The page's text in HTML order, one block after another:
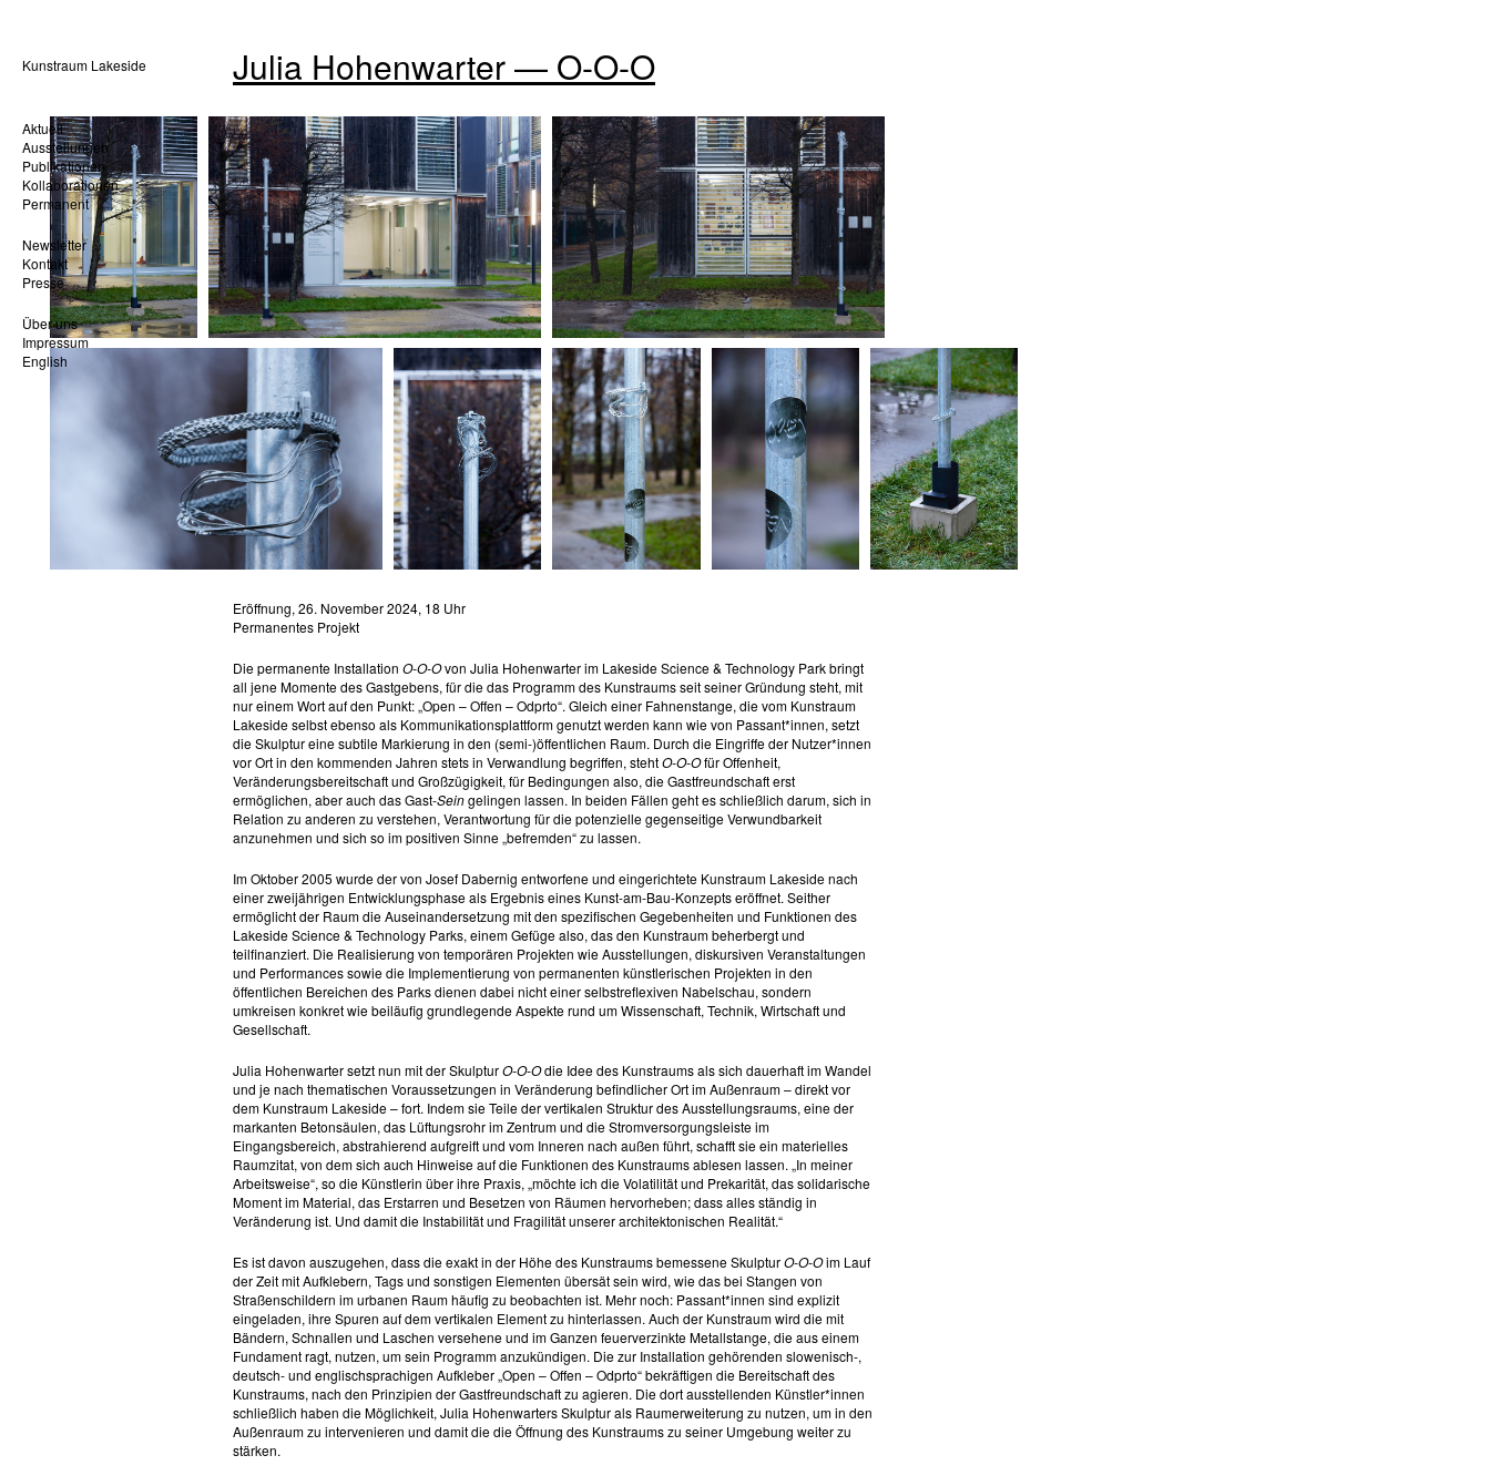
Kunstraum Lakeside
Aktuell
Ausstellungen
Publikationen
Kollaborationen
Permanent
Newsletter
Kontakt
Presse
Über uns
Impressum
English
Julia Hohenwarter — O-O-O
Eröffnung, 26. November 2024, 18 Uhr
Permanentes Projekt
Die permanente Installation O-O-Ovon Julia Hohenwarter im Lakeside Science & Technology Park bringt
all jene Momente des Gastgebens, für die das Programm des Kunstraums seit seiner Gründung steht, mit
nur einem Wort auf den Punkt: „Open – Offen – Odprto“. Gleich einer Fahnenstange, die vom Kunstraum
Lakeside selbst ebenso als Kommunikationsplattform genutzt werden kann wie von Passant*innen, setzt
die Skulptur eine subtile Markierung in den (semi-)öffentlichen Raum. Durch die Eingriffe der Nutzer*innen
vor Ort in den kommenden Jahren stets in Verwandlung begriffen, stehtO-O-Ofür Offenheit,
Veränderungsbereitschaft und Großzügigkeit, für Bedingungen also, die Gastfreundschaft erst
ermöglichen, aber auch das Gast-Seingelingen lassen. In beiden Fällen geht es schließlich darum, sich in
Relation zu anderen zu verstehen, Verantwortung für die potenzielle gegenseitige Verwundbarkeit
anzunehmen und sich so im positiven Sinne „befremden“ zu lassen.
Im Oktober 2005 wurde der von Josef Dabernig entworfene und eingerichtete Kunstraum Lakeside nach
einer zweijährigen Entwicklungsphase als Ergebnis eines Kunst-am-Bau-Konzepts eröffnet. Seither
ermöglicht der Raum die Auseinandersetzung mit den spezifischen Gegebenheiten und Funktionen des
Lakeside Science & Technology Parks, einem Gefüge also, das den Kunstraum beherbergt und
teilfinanziert. Die Realisierung von temporären Projekten wie Ausstellungen, diskursiven Veranstaltungen
und Performances sowie die Implementierung von permanenten künstlerischen Projekten in den
öffentlichen Bereichen des Parks dienen dabei nicht einer selbstreflexiven Nabelschau, sondern
umkreisen konkret wie beiläufig grundlegende Aspekte rund um Wissenschaft, Technik, Wirtschaft und
Gesellschaft.
Julia Hohenwarter setzt nun mit der SkulpturO-O-Odie Idee des Kunstraums als sich dauerhaft im Wandel
und je nach thematischen Voraussetzungen in Veränderung befindlicher Ort im Außenraum – direkt vor
dem Kunstraum Lakeside – fort. Indem sie Teile der vertikalen Struktur des Ausstellungsraums, eine der
markanten Betonsäulen, das Lüftungsrohr im Zentrum und die Stromversorgungsleiste im
Eingangsbereich, abstrahierend aufgreift und vom Inneren nach außen führt, schafft sie ein materielles
Raumzitat, von dem sich auch Hinweise auf die Funktionen des Kunstraums ablesen lassen. „In meiner
Arbeitsweise“, so die Künstlerin über ihre Praxis, „möchte ich die Volatilität und Prekarität, das solidarische
Moment im Material, das Erstarren und Besetzen von Räumen hervorheben; dass alles ständig in
Veränderung ist. Und damit die Instabilität und Fragilität unserer architektonischen Realität.“
Es ist davon auszugehen, dass die exakt in der Höhe des Kunstraums bemessene SkulpturO-O-Oim Lauf
der Zeit mit Aufklebern, Tags und sonstigen Elementen übersät sein wird, wie das bei Stangen von
Straßenschildern im urbanen Raum häufig zu beobachten ist. Mehr noch: Passant*innen sind explizit
eingeladen, ihre Spuren auf dem vertikalen Element zu hinterlassen. Auch der Kunstraum wird die mit
Bändern, Schnallen und Laschen versehene und im Ganzen feuerverzinkte Metallstange, die aus einem
Fundament ragt, nutzen, um sein Programm anzukündigen. Die zur Installation gehörenden slowenisch-,
deutsch- und englischsprachigen Aufkleber „Open – Offen – Odprto“ bekräftigen die Bereitschaft des
Kunstraums, nach den Prinzipien der Gastfreundschaft zu agieren. Die dort ausstellenden Künstler*innen
schließlich haben die Möglichkeit, Julia Hohenwarters Skulptur als Raumerweiterung zu nutzen, um in den
Außenraum zu intervenieren und damit die die Öffnung des Kunstraums zu seiner Umgebung weiter zu
stärken.